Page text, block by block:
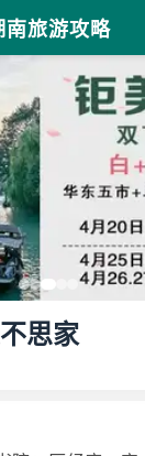
南旅游攻略
思家